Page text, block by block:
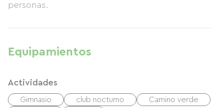
personas.
Equipamientos
Actividades
Gimnasio club nocturno
Camino verde